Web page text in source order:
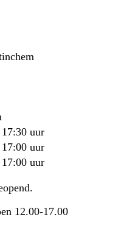
uur
uur
uur
12.00-17.00